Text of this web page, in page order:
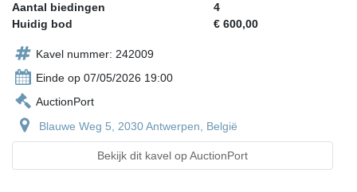
Aantal biedingen
4
Huidig bod
€ 600,00
Kavel nummer: 242009
Einde op 07/05/2026 19:00
AuctionPort
Blauwe Weg 5, 2030 Antwerpen, België
Bekijk dit kavel op AuctionPort